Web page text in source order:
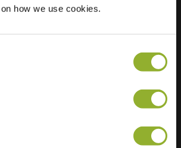
how we use cookies.
4 of 6 available